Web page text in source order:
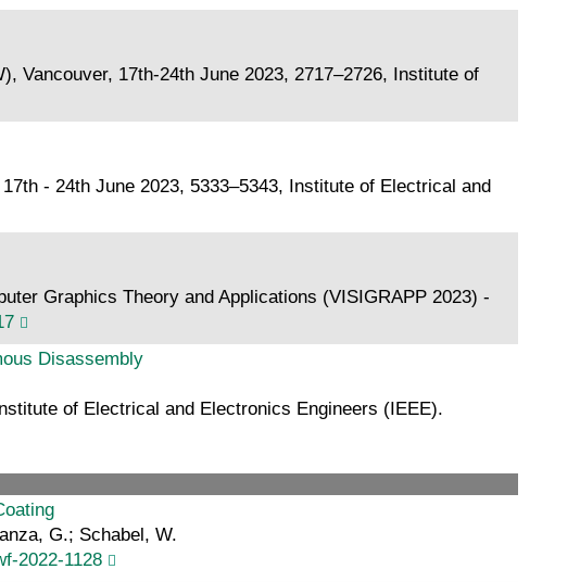
Vancouver, 17th-24th June 2023, 2717–2726, Institute of
- 24th June 2023, 5333–5343, Institute of Electrical and
Graphics Theory and Applications (VISIGRAPP 2023) -
Disassembly
of Electrical and Electronics Engineers (IEEE).
G.; Schabel, W.
2022-1128